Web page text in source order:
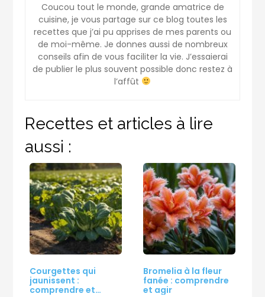
Coucou tout le monde, grande amatrice de
cuisine, je vous partage sur ce blog toutes les
recettes que j’ai pu apprises de mes parents ou
de moi-même. Je donnes aussi de nombreux
conseils afin de vous faciliter la vie. J’essaierai
de publier le plus souvent possible donc restez à
l’affût
Recettes et articles à lire
aussi :
Courgettes qui
jaunissent :
comprendre et
Bromelia à la fleur
fanée : comprendre
et agir